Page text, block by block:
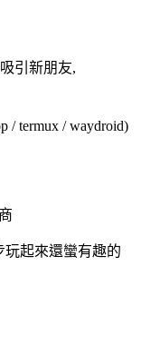
引新朋友,
/ termux / waydroid)
起來還蠻有趣的